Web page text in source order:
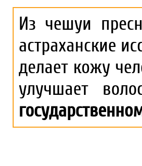
Из чешуи
астраханские
делает кожу
улучшает